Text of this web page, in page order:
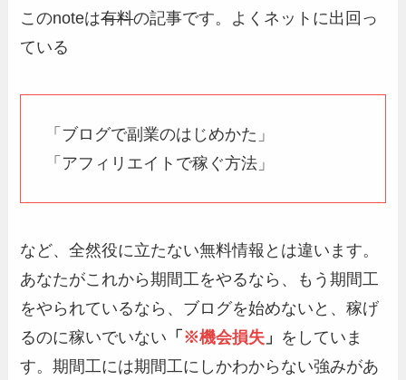
このnoteは有料の記事です。よくネットに出回っ
ている
「ブログで副業のはじめかた」
「アフィリエイトで稼ぐ方法」
など、全然役に立たない無料情報とは違います。
あなたがこれから期間工をやるなら、もう期間工
をやられているなら、ブログを始めないと、稼げ
るのに稼いでいない 「 ※機会損失 」 をしていま
す。期間工には期間工にしかわからない強みがあ